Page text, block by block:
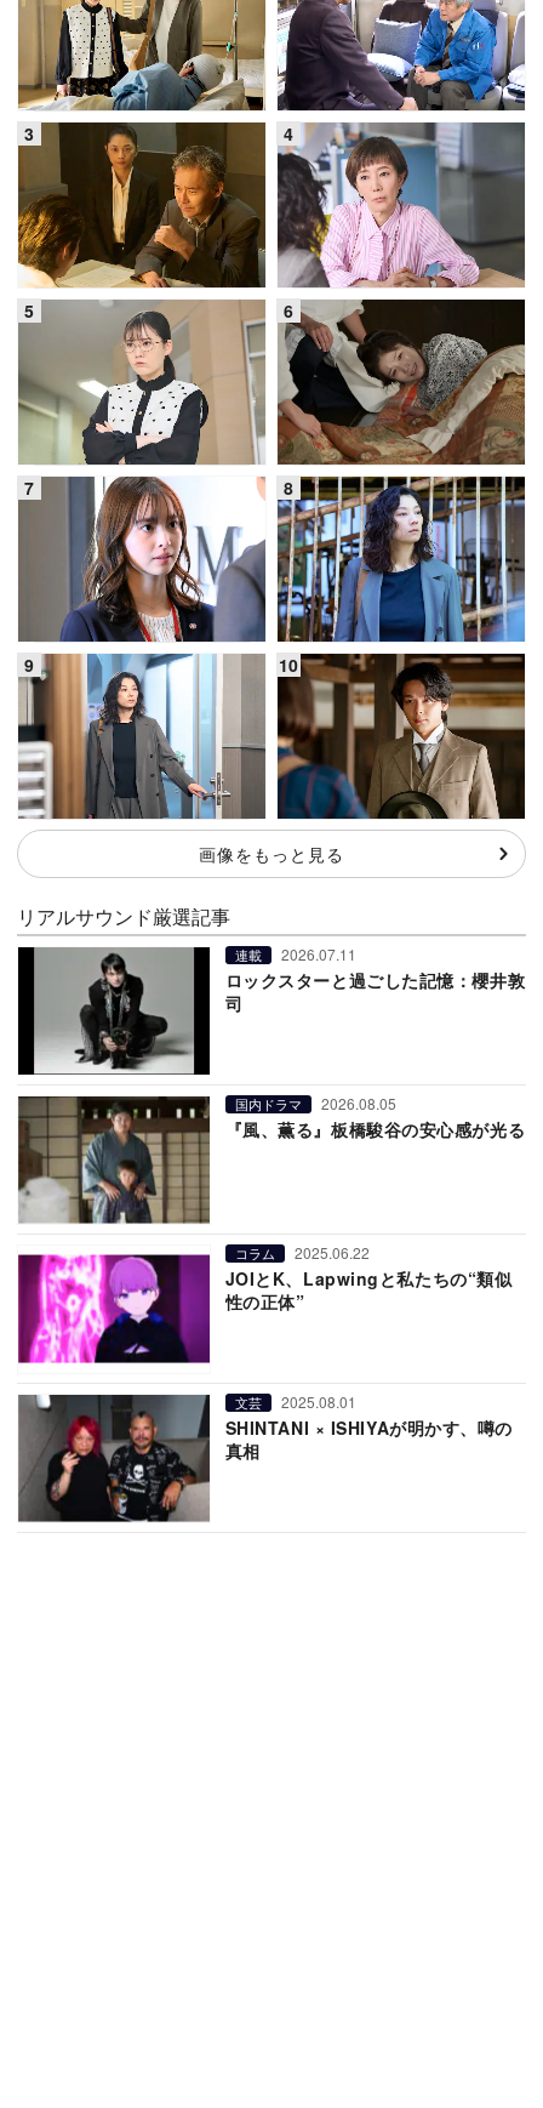
画像をもっと見る
リアルサウンド厳選記事
連載 2026.07.11
ロックスターと過ごした記憶：櫻井敦
司
国内ドラマ 2026.08.05
『風、薫る』板橋駿谷の安心感が光る
コラム 2025.06.22
JOIとK、Lapwingと私たちの“類似
性の正体”
文芸 2025.08.01
SHINTANI × ISHIYAが明かす、噂の
真相